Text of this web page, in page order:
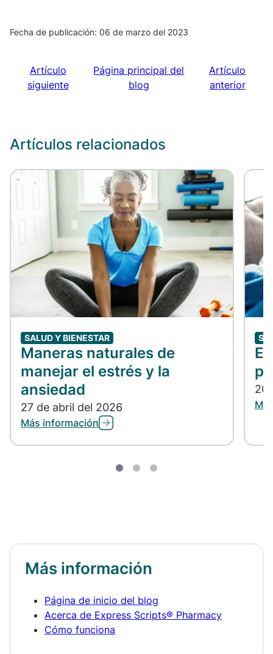
Fecha de publicación: 06 de marzo del 2023
Artículo
siguiente
Página principal del
blog
Artículo
anterior
Artículos relacionados
SALUD Y BIENESTAR
Maneras naturales de
manejar el estrés y la
ansiedad
27 de abril del 2026
Más información
20
Más información
Página de inicio del blog
Acerca de Express Scripts® Pharmacy
Cómo funciona